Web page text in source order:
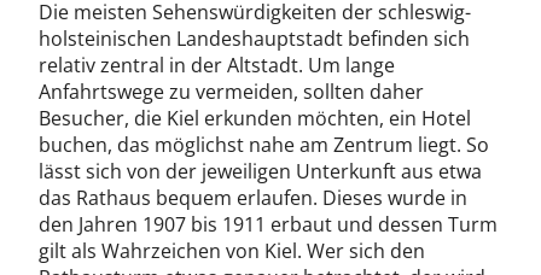
Die meisten Sehenswürdigkeiten der schleswig-
holsteinischen Landeshauptstadt befinden sich
relativ zentral in der Altstadt. Um lange
Anfahrtswege zu vermeiden, sollten daher
Besucher, die Kiel erkunden möchten, ein Hotel
buchen, das möglichst nahe am Zentrum liegt. So
lässt sich von der jeweiligen Unterkunft aus etwa
das Rathaus bequem erlaufen. Dieses wurde in
den Jahren 1907 bis 1911 erbaut und dessen Turm
gilt als Wahrzeichen von Kiel. Wer sich den